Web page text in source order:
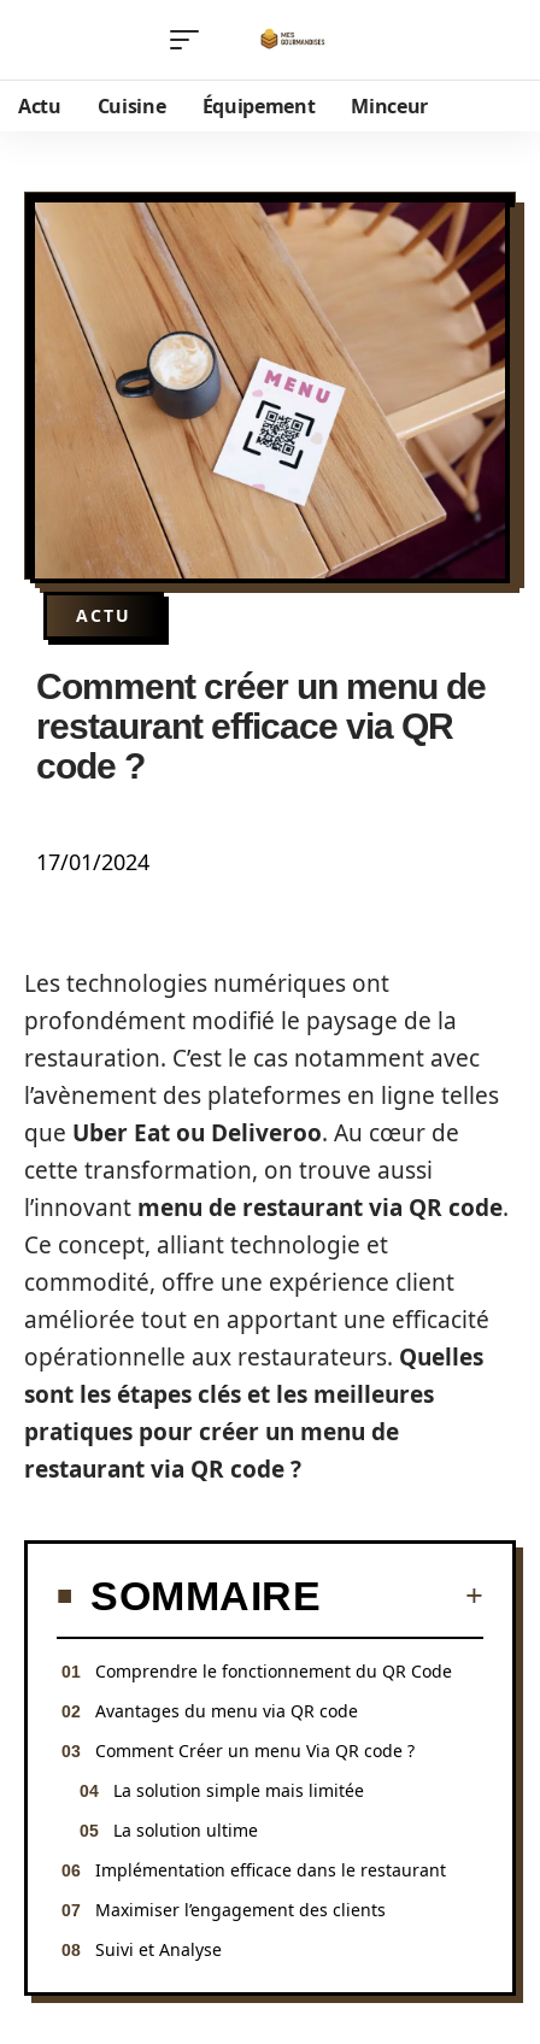
Actu Cuisine Équipement Minceur
ACTU
Comment créer un menu de
restaurant efficace via QR
code ?
17/01/2024
Les technologies numériques ont
profondément modifié le paysage de la
restauration. C’est le cas notamment avec
l’avènement des plateformes en ligne telles
que Uber Eat ou Deliveroo. Au cœur de
cette transformation, on trouve aussi
l’innovant menu de restaurant via QR code.
Ce concept, alliant technologie et
commodité, offre une expérience client
améliorée tout en apportant une efficacité
opérationnelle aux restaurateurs. Quelles
sont les étapes clés et les meilleures
pratiques pour créer un menu de
restaurant via QR code ?
SOMMAIRE
Comprendre le fonctionnement du QR Code
Avantages du menu via QR code
Comment Créer un menu Via QR code ?
La solution simple mais limitée
La solution ultime
Implémentation efficace dans le restaurant
Maximiser l’engagement des clients
Suivi et Analyse